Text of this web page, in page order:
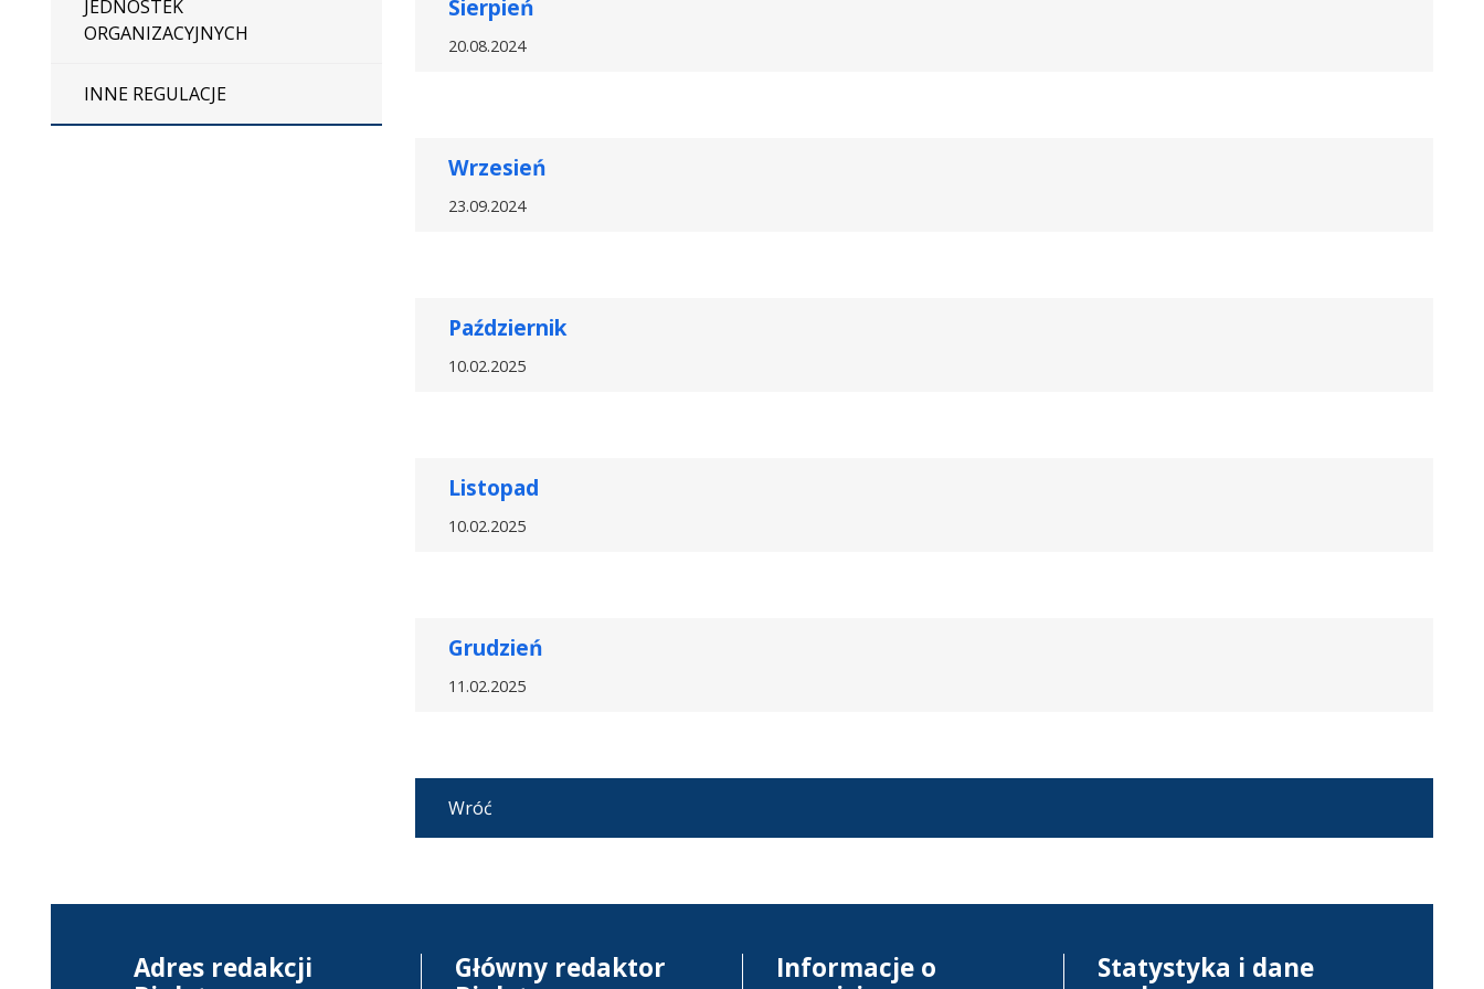
JEDNOSTEK
ORGANIZACYJNYCH
INNE REGULACJE
Sierpień
20.08.2024
Wrzesień
23.09.2024
Październik
10.02.2025
Listopad
10.02.2025
Grudzień
11.02.2025
Wróć
Adres redakcji
Główny redaktor
Informacje o
Statystyka i dane